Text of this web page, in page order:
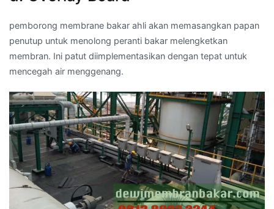
pemborong membrane bakar ahli akan memasangkan papan
penutup untuk menolong peranti bakar melengketkan
membran. Ini patut diimplementasikan dengan tepat untuk
mencegah air menggenang.